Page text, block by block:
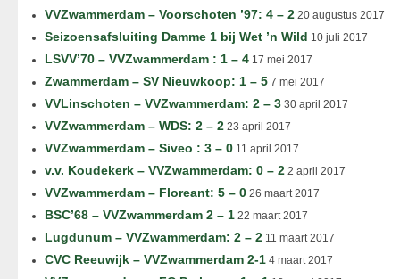
VVZwammerdam – Voorschoten ’97: 4 – 2 20 augustus 2017
Seizoensafsluiting Damme 1 bij Wet ’n Wild 10 juli 2017
LSVV’70 – VVZwammerdam : 1 – 4 17 mei 2017
Zwammerdam – SV Nieuwkoop: 1 – 5 7 mei 2017
VVLinschoten – VVZwammerdam: 2 – 3 30 april 2017
VVZwammerdam – WDS: 2 – 2 23 april 2017
VVZwammerdam – Siveo : 3 – 0 11 april 2017
v.v. Koudekerk – VVZwammerdam: 0 – 2 2 april 2017
VVZwammerdam – Floreant: 5 – 0 26 maart 2017
BSC’68 – VVZwammerdam 2 – 1 22 maart 2017
Lugdunum – VVZwammerdam: 2 – 2 11 maart 2017
CVC Reeuwijk – VVZwammerdam 2-1 4 maart 2017